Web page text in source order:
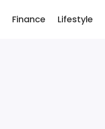
Finance Lifestyle